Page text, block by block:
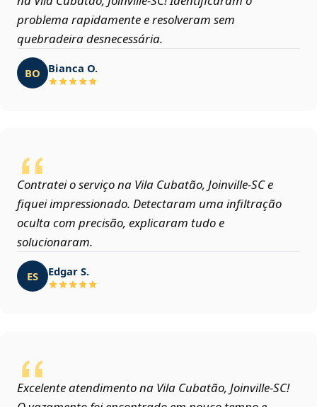
problema rapidamente e resolveram sem
quebradeira desnecessária.
BO Bianca O.
Contratei o serviço na Vila Cubatão, Joinville‑SC e
fiquei impressionado. Detectaram uma infiltração
oculta com precisão, explicaram tudo e
solucionaram.
ES Edgar S.
Excelente atendimento na Vila Cubatão, Joinville‑SC!